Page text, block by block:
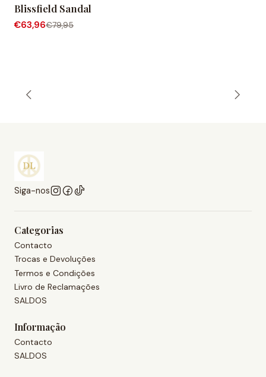
Blissfield Sandal
€63,96€79,95
Siga-nos
Categorias
Contacto
Trocas e Devoluções
Termos e Condições
Livro de Reclamações
SALDOS
Informação
Contacto
SALDOS